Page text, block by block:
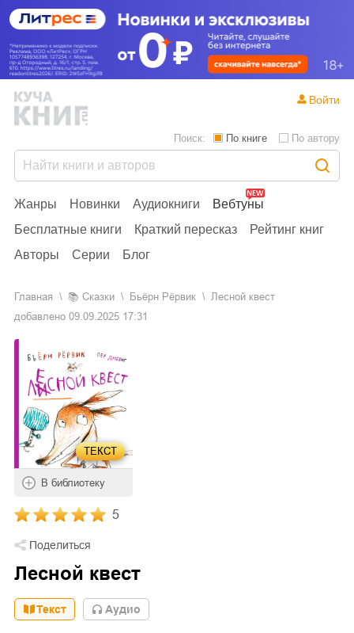
Жанры Новинки Аудиокниги
Вебтуны
Бесплатные книги
Краткий пересказ
Рейтинг книг
Авторы
Серии Блог
Поиск: По книге По автору
Войти
Главная 📚 сказки Бьёрн Рёрвик
Лесной квест
добавлено 09.09.2025 17:31
ТЕКСТ
В библиотеку
5
Поделиться
Лесной квест
Текст Aудио